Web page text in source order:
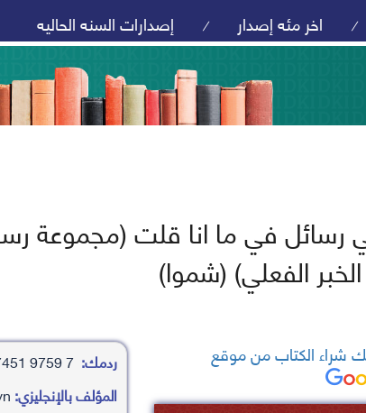
/ اخر مئه إصدار / إصدارات السنه الحاليه
رسائل في ما انا قلت (مجموعة
الفعلي) (شموا)
شراء الكتاب من موقع ردمك: 7 9759 7451 2 978
المؤلف بالإنجليزي: